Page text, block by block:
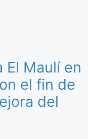
El Maulí en
el fin de
del